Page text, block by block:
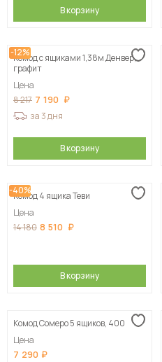
В корзину
-12%
Комод с ящиками 1,38м Денвер,
графит
Цена
8 217 7 190
за 3 дня
В корзину
-40%
Комод 4 ящика Теви
Цена
14 180 8 510
В корзину
Комод Сомеро 5 ящиков, 400
Цена
7 290